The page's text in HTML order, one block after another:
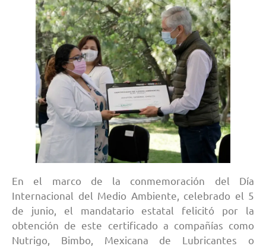
En el marco de la conmemoración del Día
Internacional del Medio Ambiente, celebrado el 5
de junio, el mandatario estatal felicitó por la
obtención de este certificado a compañías como
Nutrigo, Bimbo, Mexicana de Lubricantes o